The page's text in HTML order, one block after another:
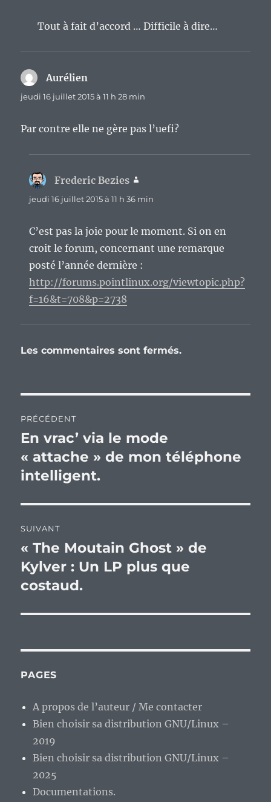
Tout à fait d’accord … Difficile à dire…
Aurélien
jeudi 16 juillet 2015 à 11 h 28 min
Par contre elle ne gère pas l’uefi?
Frederic Bezies
jeudi 16 juillet 2015 à 11 h 36 min
C’est pas la joie pour le moment. Si on en
croit le forum, concernant une remarque
posté l’année dernière :
http://forums.pointlinux.org/viewtopic.php?
f=16&t=708&p=2738
Les commentaires sont fermés.
de
l’article
PRÉCÉDENT
Publication
précédente :
En vrac’ via le mode
« attache » de mon téléphone
intelligent.
SUIVANT
Publication
suivante :
« The Moutain Ghost » de
Kylver : Un LP plus que
costaud.
PAGES
A propos de l’auteur / Me contacter
Bien choisir sa distribution GNU/Linux –
2019
Bien choisir sa distribution GNU/Linux –
2025
Documentations.